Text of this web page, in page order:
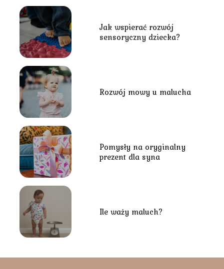
Jak wspierać rozwój
sensoryczny dziecka?
Rozwój mowy u malucha
Pomysły na oryginalny
prezent dla syna
Ile waży maluch?